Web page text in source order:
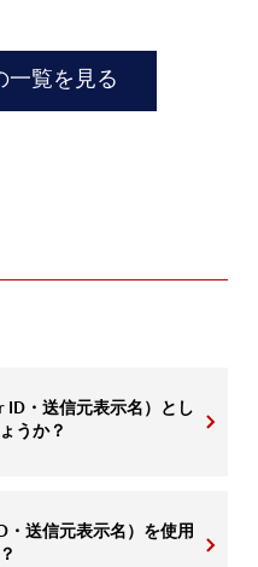
一覧を見る
ID・送信元表示名）とし
うか？
・送信元表示名）を使用